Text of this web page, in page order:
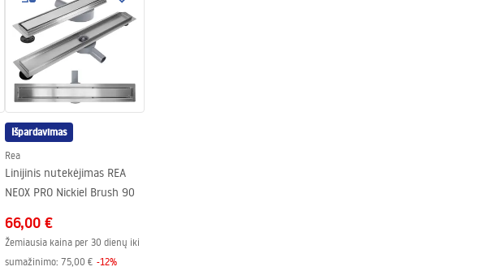
Išpardavimas
Rea
Linijinis nutekėjimas REA
NEOX PRO Nickiel Brush 90
66,00 €
Žemiausia kaina per 30 dienų iki
sumažinimo: 75,00 € -12%